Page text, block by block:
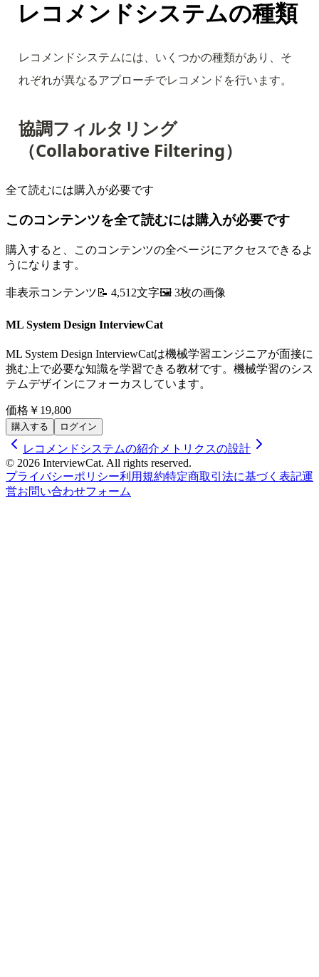
レコメンドシステムの種類
レコメンドシステムには、いくつかの種類があり、そ
れぞれが異なるアプローチでレコメンドを行います。
協調フィルタリング
（Collaborative Filtering）
全て読むには購入が必要です
このコンテンツを全て読むには購入が必要です
購入すると、このコンテンツの全ページにアクセスできるよ
うになります。
非表示コンテンツ 📝 4,512文字🖼️ 3枚の画像
ML System Design InterviewCat
ML System Design InterviewCatは機械学習エンジニアが面接に
挑む上で必要な知識を学習できる教材です。機械学習のシス
テムデザインにフォーカスしています。
価格 ￥19,800
購入する ログイン
レコメンドシステムの紹介 メトリクスの設計
© 2026 InterviewCat. All rights reserved.
プライバシーポリシー利用規約特定商取引法に基づく表記運
営お問い合わせフォーム